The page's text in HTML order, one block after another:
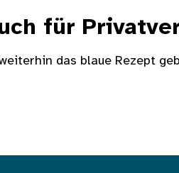
für
das blaue Rezept